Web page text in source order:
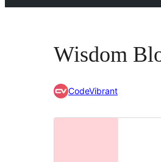
Wisdom
CodeVibrant